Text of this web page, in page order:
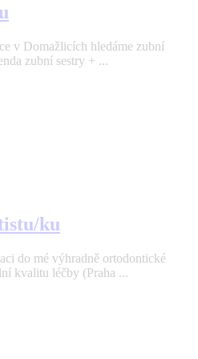
v Domažlicích hledáme zubní
zubní sestry + ...
ku
do mé výhradně ortodontické
kvalitu léčby (Praha ...